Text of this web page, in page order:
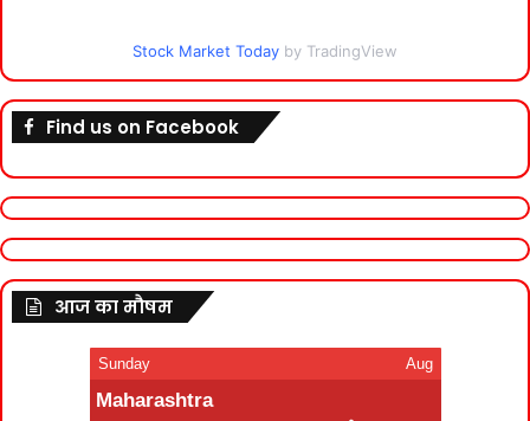
Stock Market Today by TradingView
Find us on Facebook
आज का मौषम
Sunday Aug
Maharashtra